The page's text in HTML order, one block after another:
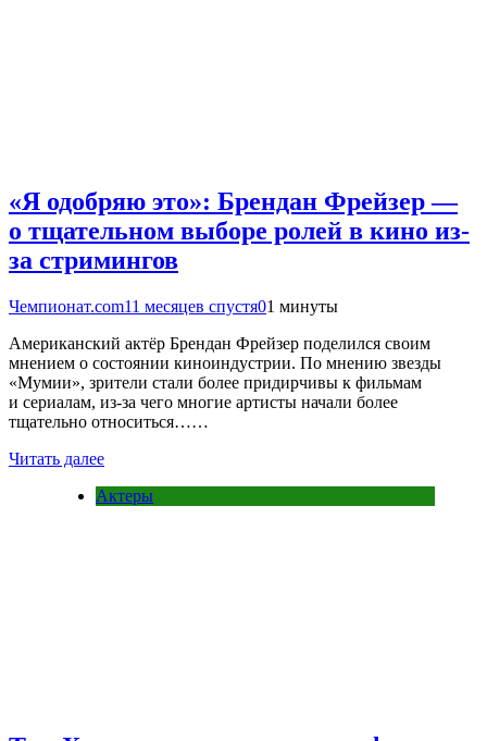
«Я одобряю это»: Брендан Фрейзер —
о тщательном выборе ролей в кино из-
за стримингов
Чемпионат.com11 месяцев спустя01 минуты
Американский актёр Брендан Фрейзер поделился своим
мнением о состоянии киноиндустрии. По мнению звезды
«Мумии», зрители стали более придирчивы к фильмам
и сериалам, из-за чего многие артисты начали более
тщательно относиться……
Читать далее
Актеры